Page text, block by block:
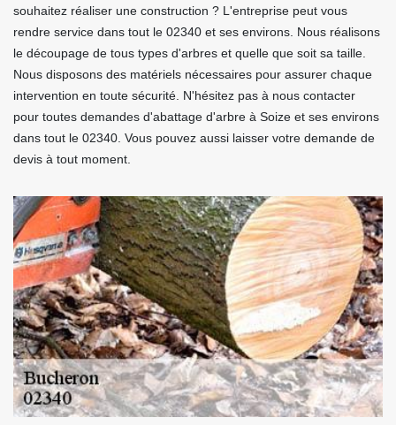
souhaitez réaliser une construction ? L'entreprise peut vous
rendre service dans tout le 02340 et ses environs. Nous réalisons
le découpage de tous types d'arbres et quelle que soit sa taille.
Nous disposons des matériels nécessaires pour assurer chaque
intervention en toute sécurité. N'hésitez pas à nous contacter
pour toutes demandes d'abattage d'arbre à Soize et ses environs
dans tout le 02340. Vous pouvez aussi laisser votre demande de
devis à tout moment.